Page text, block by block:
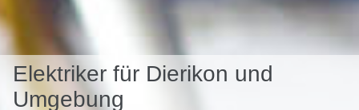
Elektriker für Dierikon und
Umgebung